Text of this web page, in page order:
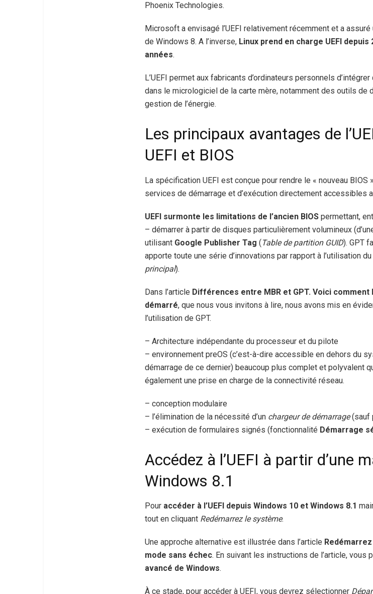
Phoenix Technologies.
Microsoft a envisagé l’UEFI relativement récemment et a
de Windows 8. A l’inverse, Linux prend en charge UEFI
années.
L’UEFI permet aux fabricants d’ordinateurs personnels
dans le micrologiciel de la carte mère, notamment des outils
gestion de l’énergie.
Les principaux avantages de
UEFI et BIOS
La spécification UEFI est conçue pour rendre le « nouveau
services de démarrage et d’exécution directement accessibles
UEFI surmonte les limitations de l’ancien BIOS permettant,
– démarrer à partir de disques particulièrement volumineux
utilisant Google Publisher Tag (Table de partition GUID). GPT
apporte toute une série d’innovations par rapport à l’utilisation
principal).
Dans l’article Différences entre MBR et GPT. Voici
démarré, que nous vous invitons à lire, nous avons mis en
l’utilisation de GPT.
– Architecture indépendante du processeur et du pilote
– environnement preOS (c’est-à-dire accessible en dehors du
démarrage de ce dernier) beaucoup plus complet et polyvalent
également une prise en charge de la connectivité réseau.
– conception modulaire
– l’élimination de la nécessité d’un chargeur de démarrage(sauf
– exécution de formulaires signés (fonctionnalité Démarrage
Accédez à l’UEFI à partir d’une
Windows 8.1
Pour accéder à l’UEFI depuis Windows 10 et Windows 8.1
tout en cliquant Redémarrez le système.
Une approche alternative est illustrée dans l’article
mode sans échec. En suivant les instructions de l’article, vous
avancé de Windows.
À ce stade, pour accéder à UEFI, vous devrez sélectionner